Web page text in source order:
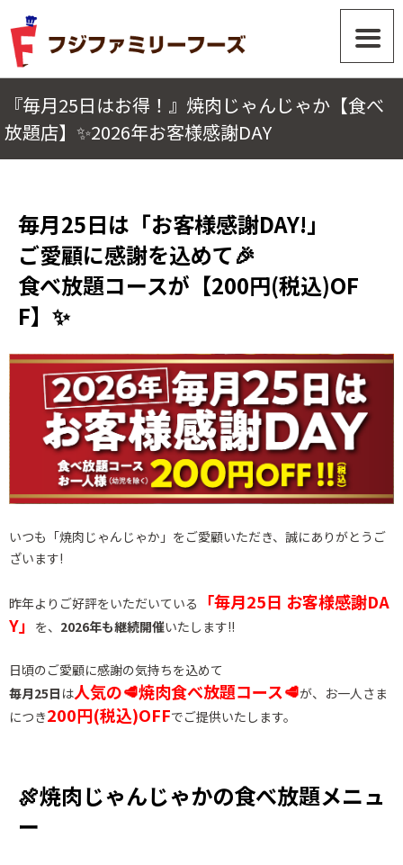
『毎月25日はお得！』焼肉じゃんじゃか【食べ
放題店】✨2026年お客様感謝DAY
毎月25日は「お客様感謝DAY!」
ご愛顧に感謝を込めて🎉
食べ放題コースが【200円(税込)OF
F】✨
いつも「焼肉じゃんじゃか」をご愛顧いただき、誠にありがとうご
ざいます!
昨年よりご好評をいただいている
「毎月25日 お客様感謝DA
Y」 を、 2026年も継続開催いたします!!
日頃のご愛顧に感謝の気持ちを込めて
毎月25日 は人気の🥩焼肉食べ放題コース🥩が、お一人さま
につき200円(税込)OFFでご提供いたします。
🍖焼肉じゃんじゃかの食べ放題メニュ
ー